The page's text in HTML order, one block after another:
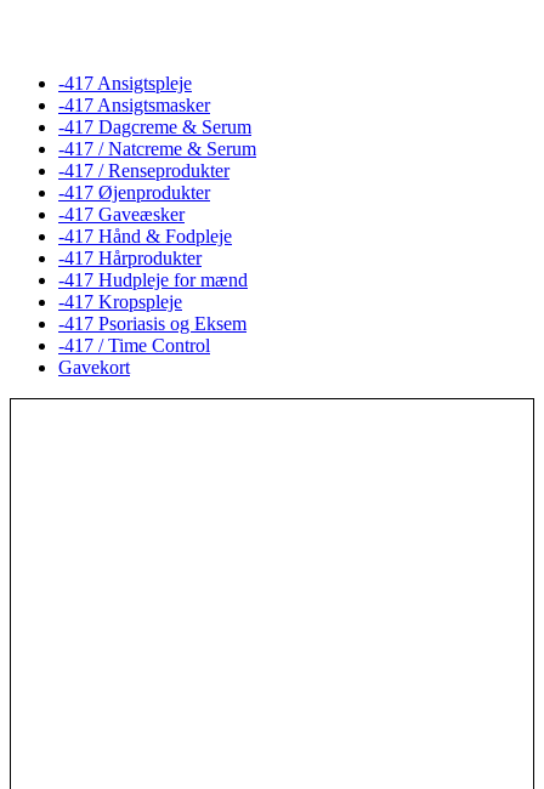
-417 Ansigtspleje
-417 Ansigtsmasker
-417 Dagcreme & Serum
-417 / Natcreme & Serum
-417 / Renseprodukter
-417 Øjenprodukter
-417 Gaveæsker
-417 Hånd & Fodpleje
-417 Hårprodukter
-417 Hudpleje for mænd
-417 Kropspleje
-417 Psoriasis og Eksem
-417 / Time Control
Gavekort